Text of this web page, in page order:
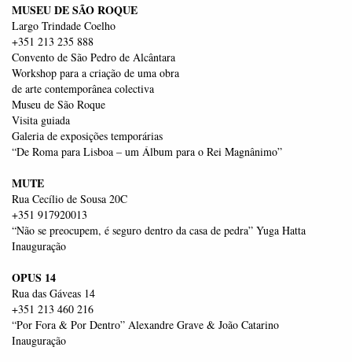
MUSEU DE SÃO ROQUE
Largo Trindade Coelho
+351 213 235 888
Convento de São Pedro de Alcântara
Workshop para a criação de uma obra
de arte contemporânea colectiva
Museu de São Roque
Visita guiada
Galeria de exposições temporárias
“De Roma para Lisboa – um Álbum para o Rei Magnânimo”
MUTE
Rua Cecílio de Sousa 20C
+351 917920013
“Não se preocupem, é seguro dentro da casa de pedra” Yuga Hatta
Inauguração
OPUS 14
Rua das Gáveas 14
+351 213 460 216
“Por Fora & Por Dentro” Alexandre Grave & João Catarino
Inauguração